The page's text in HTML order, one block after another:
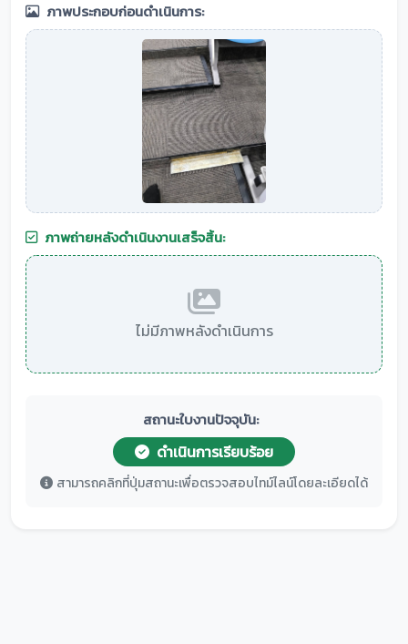
ภาพประกอบก่อนดำเนินการ:
ภาพถ่ายหลังดำเนินงานเสร็จสิ้น:
ไม่มีภาพหลังดำเนินการ
สถานะใบงานปัจจุบัน:
ดำเนินการเรียบร้อย
สามารถคลิกที่ปุ่มสถานะเพื่อตรวจสอบไทม์ไลน์โดยละเอียดได้